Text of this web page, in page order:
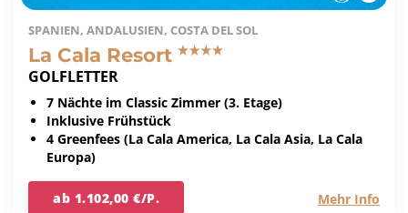
SPANIEN, ANDALUSIEN, COSTA DEL SOL
La Cala Resort
GOLFLETTER
7 Nächte im Classic Zimmer (3. Etage)
Inklusive Frühstück
4 Greenfees (La Cala America, La Cala Asia, La Cala
Europa)
ab 1.102,00 €/P. Mehr Info